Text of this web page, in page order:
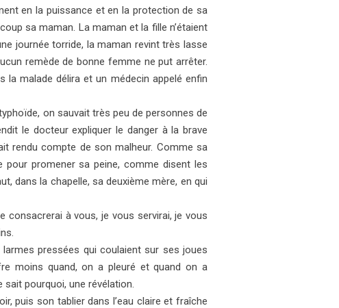
en la puissance et en la protection de sa
sa maman. La maman et la fille n’étaient
journée torride, la maman revint très lasse
remède de bonne femme ne put arrêter.
la malade délira et un médecin appelé enfin
on sauvait très peu de personnes de
le docteur expliquer le danger à la brave
rendu compte de son malheur. Comme sa
pour promener sa peine, comme disent les
dans la chapelle, sa deuxième mère, en qui
consacrerai à vous, je vous servirai, je vous
pressées qui coulaient sur ses joues
moins quand, on a pleuré et quand on a
pourquoi, une révélation.
puis son tablier dans l’eau claire et fraîche